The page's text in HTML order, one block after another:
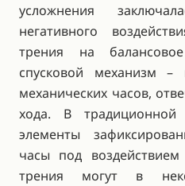
усложнения
негативного
трения на
спусковой механизм –
механических часов,
хода. В традиционной
элементы
часы под
трения могут в